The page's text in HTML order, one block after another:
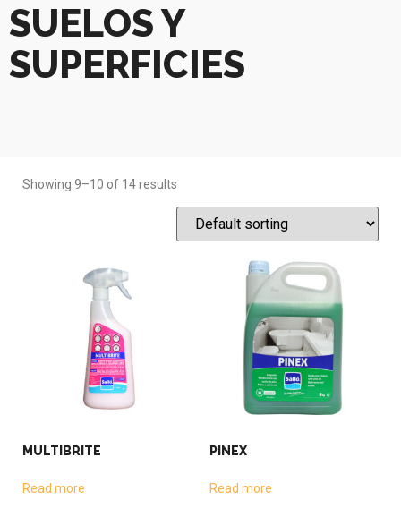
SUELOS Y
SUPERFICIES
Showing 9–10 of 14 results
MULTIBRITE
Read more
PINEX
Read more